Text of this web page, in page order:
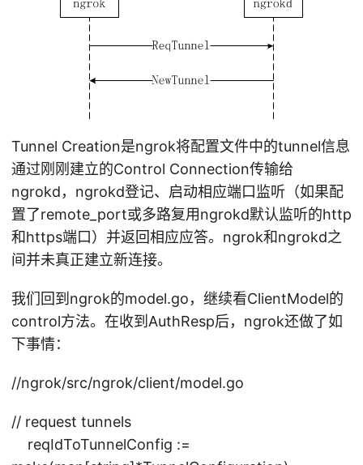
Tunnel Creation是ngrok将配置文件中的tunnel信息
通过刚刚建立的Control Connection传输给
ngrokd，ngrokd登记、启动相应端口监听（如果配
置了remote_port或多路复用ngrokd默认监听的http
和https端口）并返回相应应答。ngrok和ngrokd之
间并未真正建立新连接。
我们回到ngrok的model.go，继续看ClientModel的
control方法。在收到AuthResp后，ngrok还做了如
下事情：
//ngrok/src/ngrok/client/model.go
// request tunnels
reqIdToTunnelConfig :=